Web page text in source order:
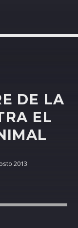
HIT
DE LA
EL
2013